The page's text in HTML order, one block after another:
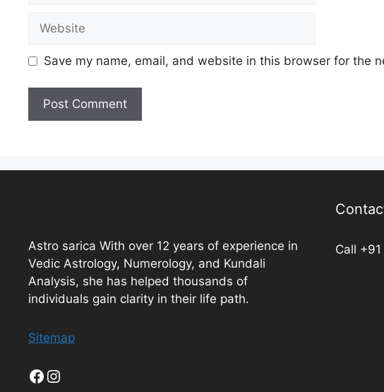
Save my name, email, and website in this browser for the
Astro sarica With over 12 years of experience in
Vedic Astrology, Numerology, and Kundali
Analysis, she has helped thousands of
individuals gain clarity in their life path.
Sitemap
Call